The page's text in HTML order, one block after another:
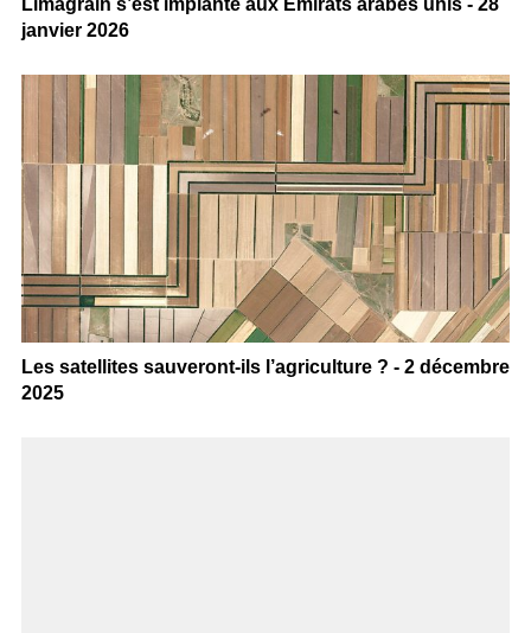
janvier 2026
Les satellites sauveront-ils l’agriculture ? - 2 décembre
2025